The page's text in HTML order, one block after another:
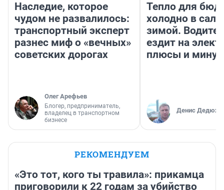
Наследие, которое
чудом не развалилось:
транспортный эксперт
разнес миф о «вечных»
советских дорогах
Олег Арефьев
Блогер, предприниматель,
владелец в транспортном
бизнесе
Тепло для
холодно в
зимой.
ездит на
плюсы и
Денис
РЕКОМЕНДУЕМ
«Это тот, кого ты травила»: прикамца
приговорили к 22 годам за убийство